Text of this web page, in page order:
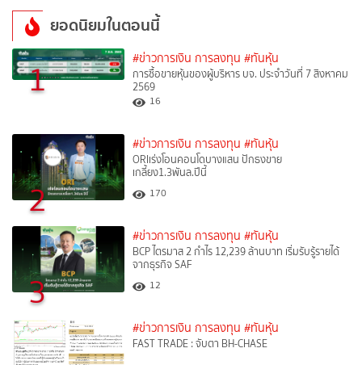
ยอดนิยมในตอนนี้
1 #ข่าวการเงิน การลงทุน #ทันหุ้น
การซื้อขายหุ้นของผู้บริหาร บจ. ประจำวันที่ 7 สิงหาคม
2569
16
2
#ข่าวการเงิน การลงทุน #ทันหุ้น
ORIเร่งโอนคอนโดบางแสน ปักธงขาย
เกลี้ยง1.3พันล.ปีนี้
170
3
#ข่าวการเงิน การลงทุน #ทันหุ้น
BCP ไตรมาส 2 กำไร 12,239 ล้านบาท เริ่มรับรู้รายได้
จากธุรกิจ SAF
12
#ข่าวการเงิน การลงทุน #ทันหุ้น
FAST TRADE : จับตา BH-CHASE